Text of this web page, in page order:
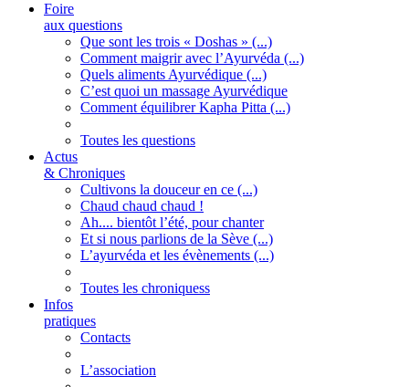
Foire
aux questions
Que sont les trois « Doshas » (...)
Comment maigrir avec l’Ayurvéda (...)
Quels aliments Ayurvédique (...)
C’est quoi un massage Ayurvédique
Comment équilibrer Kapha Pitta (...)
Toutes les questions
Actus
& Chroniques
Cultivons la douceur en ce (...)
Chaud chaud chaud !
Ah.... bientôt l’été, pour chanter
Et si nous parlions de la Sève (...)
L’ayurvéda et les évènements (...)
Toutes les chroniquess
Infos
pratiques
Contacts
L’association